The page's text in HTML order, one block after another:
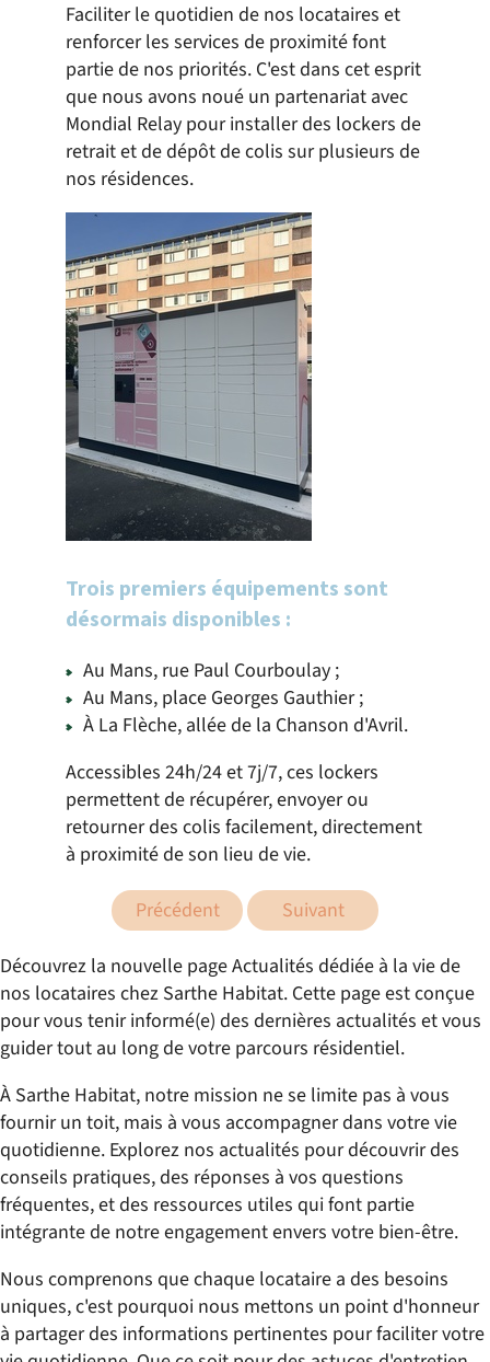
Faciliter le quotidien de nos locataires et
renforcer les services de proximité font
partie de nos priorités. C'est dans cet esprit
que nous avons noué un partenariat avec
Mondial Relay pour installer des lockers de
retrait et de dépôt de colis sur plusieurs de
nos résidences.
Trois premiers équipements sont
désormais disponibles :
Au Mans, rue Paul Courboulay ;
Au Mans, place Georges Gauthier ;
À La Flèche, allée de la Chanson d'Avril.
Accessibles 24h/24 et 7j/7, ces lockers
permettent de récupérer, envoyer ou
retourner des colis facilement, directement
à proximité de son lieu de vie.
Précédent Suivant
Découvrez la nouvelle page Actualités dédiée à la vie de
nos locataires chez Sarthe Habitat. Cette page est conçue
pour vous tenir informé(e) des dernières actualités et vous
guider tout au long de votre parcours résidentiel.
À Sarthe Habitat, notre mission ne se limite pas à vous
fournir un toit, mais à vous accompagner dans votre vie
quotidienne. Explorez nos actualités pour découvrir des
conseils pratiques, des réponses à vos questions
fréquentes, et des ressources utiles qui font partie
intégrante de notre engagement envers votre bien-être.
Nous comprenons que chaque locataire a des besoins
uniques, c'est pourquoi nous mettons un point d'honneur
à partager des informations pertinentes pour faciliter votre